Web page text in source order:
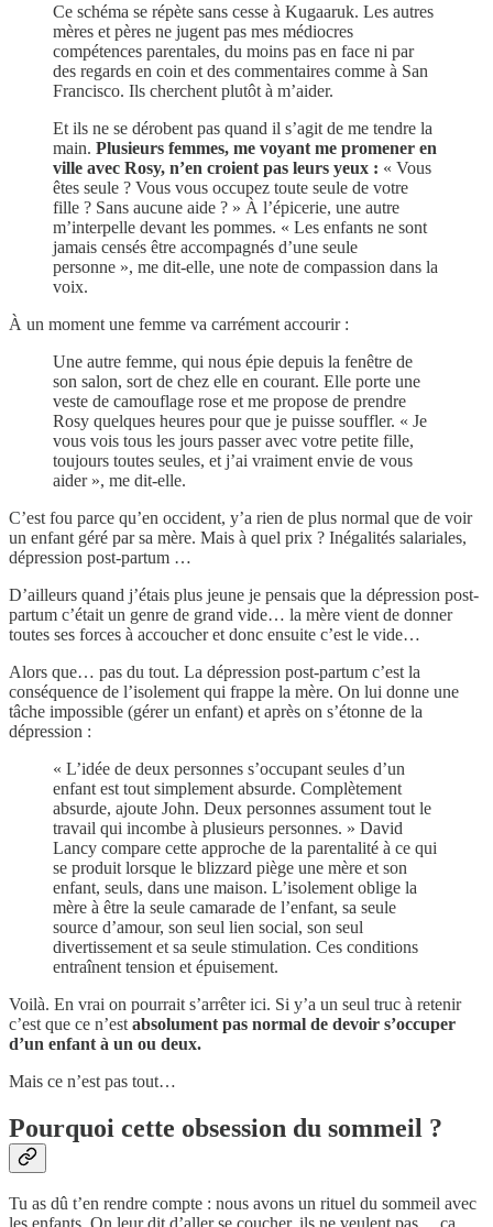
Ce schéma se répète sans cesse à Kugaaruk. Les autres
mères et pères ne jugent pas mes médiocres
compétences parentales, du moins pas en face ni par
des regards en coin et des commentaires comme à San
Francisco. Ils cherchent plutôt à m’aider.
Et ils ne se dérobent pas quand il s’agit de me tendre la
main. Plusieurs femmes, me voyant me promener en
ville avec Rosy, n’en croient pas leurs yeux : « Vous
êtes seule ? Vous vous occupez toute seule de votre
fille ? Sans aucune aide ? » À l’épicerie, une autre
m’interpelle devant les pommes. « Les enfants ne sont
jamais censés être accompagnés d’une seule
personne », me dit-elle, une note de compassion dans la
voix.
À un moment une femme va carrément accourir :
Une autre femme, qui nous épie depuis la fenêtre de
son salon, sort de chez elle en courant. Elle porte une
veste de camouflage rose et me propose de prendre
Rosy quelques heures pour que je puisse souffler. « Je
vous vois tous les jours passer avec votre petite fille,
toujours toutes seules, et j’ai vraiment envie de vous
aider », me dit-elle.
C’est fou parce qu’en occident, y’a rien de plus normal que de voir
un enfant géré par sa mère. Mais à quel prix ? Inégalités salariales,
dépression post-partum …
D’ailleurs quand j’étais plus jeune je pensais que la dépression post-
partum c’était un genre de grand vide… la mère vient de donner
toutes ses forces à accoucher et donc ensuite c’est le vide…
Alors que… pas du tout. La dépression post-partum c’est la
conséquence de l’isolement qui frappe la mère. On lui donne une
tâche impossible (gérer un enfant) et après on s’étonne de la
dépression :
« L’idée de deux personnes s’occupant seules d’un
enfant est tout simplement absurde. Complètement
absurde, ajoute John. Deux personnes assument tout le
travail qui incombe à plusieurs personnes. » David
Lancy compare cette approche de la parentalité à ce qui
se produit lorsque le blizzard piège une mère et son
enfant, seuls, dans une maison. L’isolement oblige la
mère à être la seule camarade de l’enfant, sa seule
source d’amour, son seul lien social, son seul
divertissement et sa seule stimulation. Ces conditions
entraînent tension et épuisement.
Voilà. En vrai on pourrait s’arrêter ici. Si y’a un seul truc à retenir
c’est que ce n’est absolument pas normal de devoir s’occuper
d’un enfant à un ou deux.
Mais ce n’est pas tout…
Pourquoi cette obsession du sommeil ?
Tu as dû t’en rendre compte : nous avons un rituel du sommeil avec